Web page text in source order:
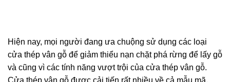
Hiện nay, mọi người đang ưa chuộng sử dụng các loại
cửa thép vân gỗ để giảm thiểu nạn chặt phá rừng để lấy gỗ
và cũng vì các tính năng vượt trội của cửa thép vân gỗ.